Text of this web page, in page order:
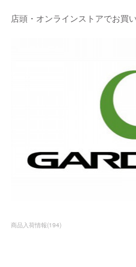
店頭・オンラインストアでお買
商品入荷情報(194)